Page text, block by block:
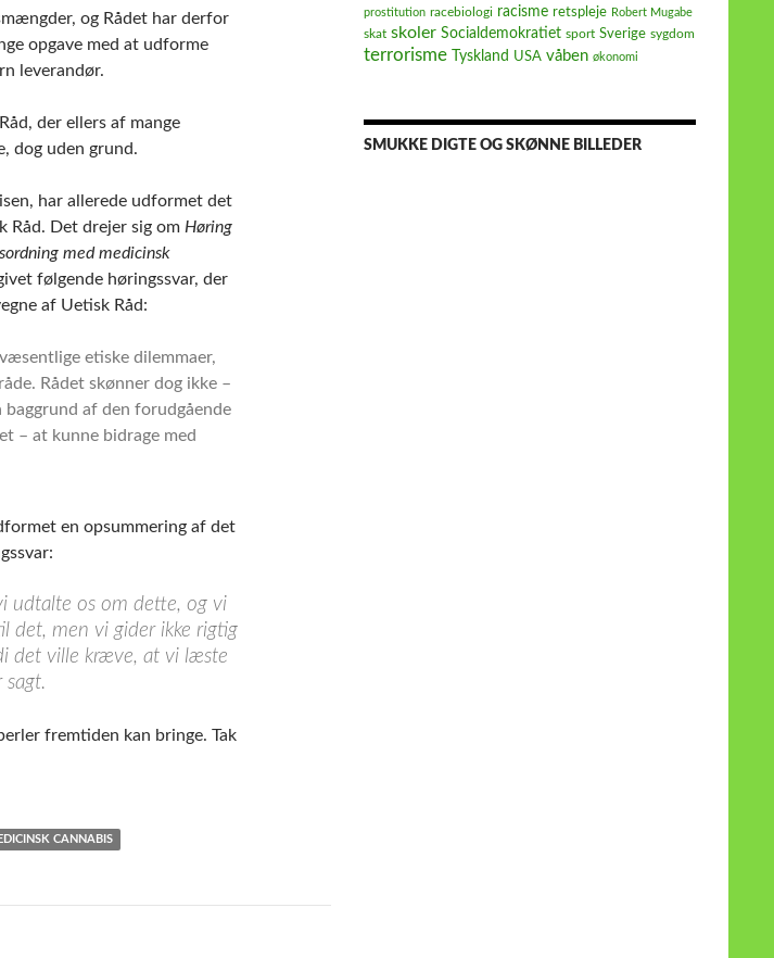
og Rådet har derfor
opgave med at udforme
leverandør.
der ellers af mange
dog uden grund.
har allerede udformet det
Råd. Det drejer sig om Høring
med medicinsk
følgende høringssvar, der
af Uetisk Råd:
en opsummering af det
udtalte os om dette, og vi
det, men vi gider ikke rigtig
det ville kræve, at vi læste
sagt.
fremtiden kan bringe. Tak
CANNABIS
prostitution racebiologi racisme retspleje Robert Mugabe
skat skoler Socialdemokratiet sport Sverige sygdom
terrorisme Tyskland USA våben økonomi
SMUKKE DIGTE OG SKØNNE BILLEDER